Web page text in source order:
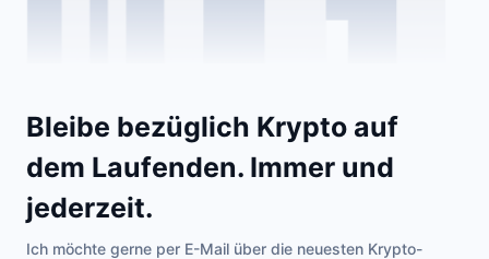
Bleibe bezüglich Krypto auf
dem Laufenden. Immer und
jederzeit.
Ich möchte gerne per E-Mail über die neuesten Krypto-